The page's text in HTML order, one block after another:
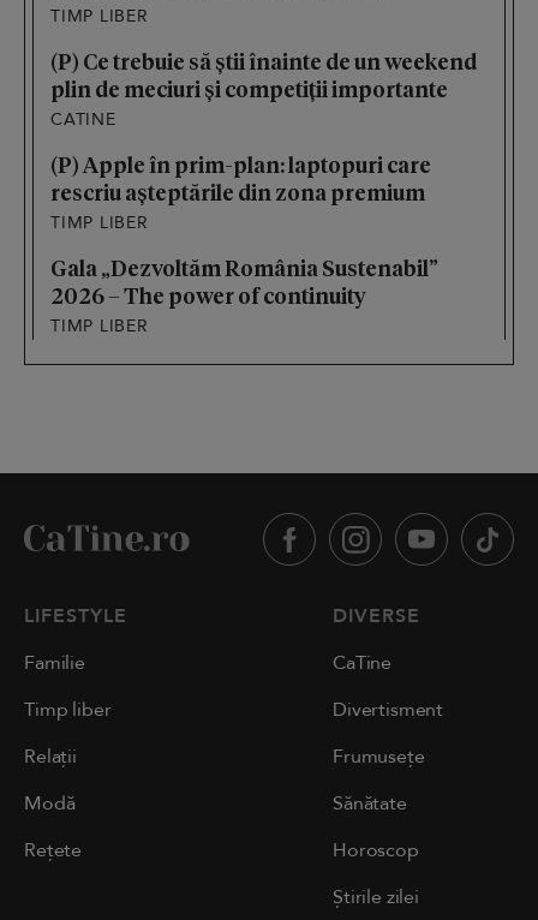
TIMP LIBER
(P) Ce trebuie să știi înainte de un weekend
plin de meciuri și competiții importante
CATINE
(P) Apple în prim-plan: laptopuri care
rescriu așteptările din zona premium
TIMP LIBER
Gala „Dezvoltăm România Sustenabil”
2026 – The power of continuity
TIMP LIBER
LIFESTYLE
Familie
Timp liber
Relații
Modă
Rețete
DIVERSE
CaTine
Divertisment
Frumusețe
Sănătate
Horoscop
Știrile zilei